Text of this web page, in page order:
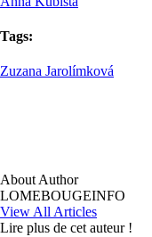
Tags:
Zuzana Jarolímková
About Author
LOMEBOUGEINFO
View All Articles
Lire plus de cet auteur !